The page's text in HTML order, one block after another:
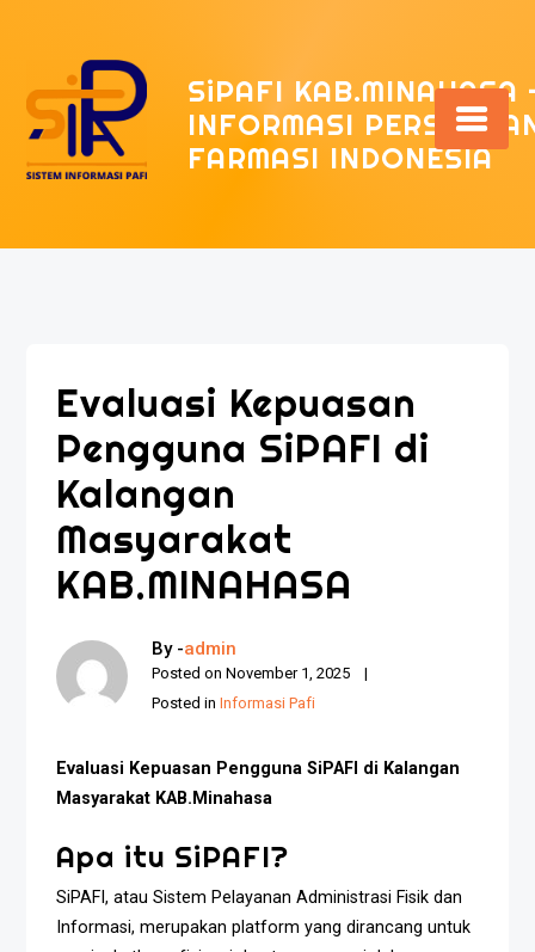
SiPAFI KAB.MINAHASA
INFORMASI
FARMASI INDONESIA
Evaluasi Kepuasan
Pengguna SiPAFI di
Kalangan
Masyarakat
KAB.MINAHASA
By -admin
Posted onNovember 1, 2025
Posted inInformasi Pafi
Evaluasi Kepuasan Pengguna SiPAFI di Kalangan
Masyarakat KAB.Minahasa
Apa itu SiPAFI?
SiPAFI, atau Sistem Pelayanan Administrasi Fisik dan
Informasi, merupakan platform yang dirancang untuk